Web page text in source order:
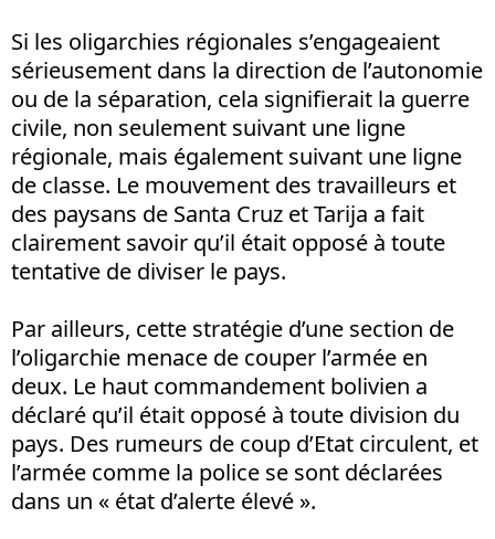
Si les oligarchies régionales s’engageaient
sérieusement dans la direction de l’autonomie
ou de la séparation, cela signifierait la guerre
civile, non seulement suivant une ligne
régionale, mais également suivant une ligne
de classe. Le mouvement des travailleurs et
des paysans de Santa Cruz et Tarija a fait
clairement savoir qu’il était opposé à toute
tentative de diviser le pays.
Par ailleurs, cette stratégie d’une section de
l’oligarchie menace de couper l’armée en
deux. Le haut commandement bolivien a
déclaré qu’il était opposé à toute division du
pays. Des rumeurs de coup d’Etat circulent, et
l’armée comme la police se sont déclarées
dans un « état d’alerte élevé ».